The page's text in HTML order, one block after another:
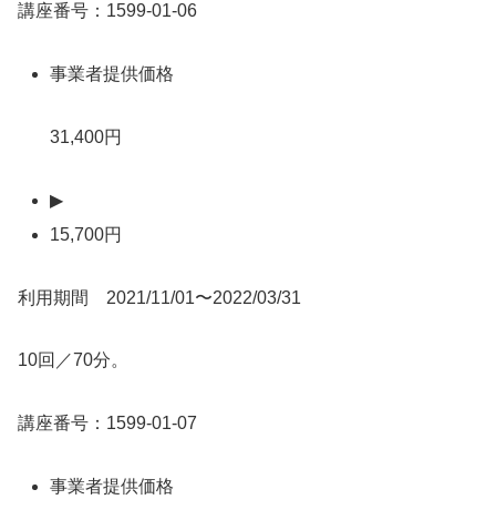
講座番号：1599-01-06
事業者提供価格
31,400円
▶
15,700円
利用期間 2021/11/01〜2022/03/31
10回／70分。
講座番号：1599-01-07
事業者提供価格